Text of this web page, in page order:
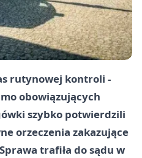
rutynowej kontroli -
obowiązujących
szybko potwierdzili
orzeczenia zakazujące
trafiła do sądu w